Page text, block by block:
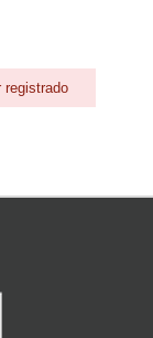
registrado